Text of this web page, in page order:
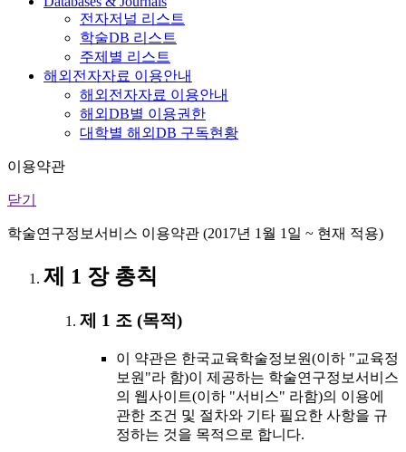
전자저널 리스트
학술DB 리스트
주제별 리스트
해외전자자료 이용안내
해외전자자료 이용안내
해외DB별 이용권한
대학별 해외DB 구독현황
이용약관
닫기
학술연구정보서비스 이용약관 (2017년 1월 1일 ~ 현재 적용)
제 1 장 총칙
제 1 조 (목적)
이 약관은 한국교육학술정보원(이하 "교육정
보원"라 함)이 제공하는 학술연구정보서비스
의 웹사이트(이하 "서비스" 라함)의 이용에
관한 조건 및 절차와 기타 필요한 사항을 규
정하는 것을 목적으로 합니다.